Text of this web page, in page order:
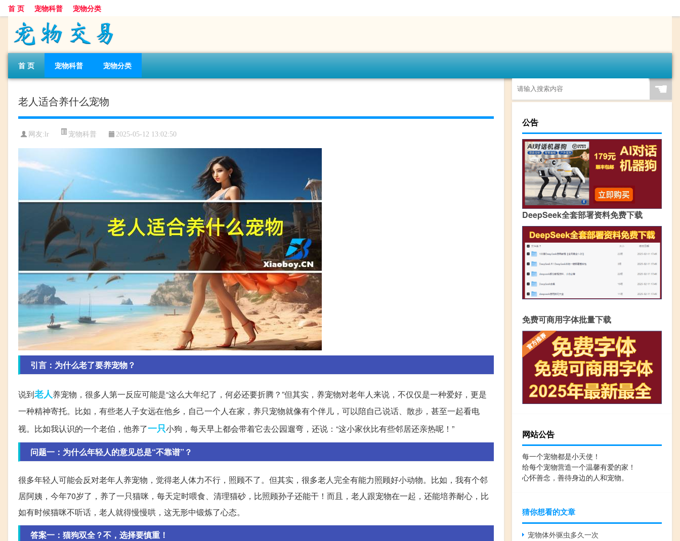
首 页 宠物科普 宠物分类
首 页 宠物科普 宠物分类
老人适合养什么宠物
网友:lr 宠物科普 2025-05-12 13:02:50
引言：为什么老了要养宠物？
说到老人养宠物，很多人第一反应可能是“这么大年纪了，何必还要折腾？”但其实，养宠物对老年人来说，不仅仅是一种爱好，更是
一种精神寄托。比如，有些老人子女远在他乡，自己一个人在家，养只宠物就像有个伴儿，可以陪自己说话、散步，甚至一起看电
视。比如我认识的一个老伯，他养了一只小狗，每天早上都会带着它去公园遛弯，还说：“这小家伙比有些邻居还亲热呢！”
问题一：为什么年轻人的意见总是“不靠谱”？
很多年轻人可能会反对老年人养宠物，觉得老人体力不行，照顾不了。但其实，很多老人完全有能力照顾好小动物。比如，我有个邻
居阿姨，今年70岁了，养了一只猫咪，每天定时喂食、清理猫砂，比照顾孙子还能干！而且，老人跟宠物在一起，还能培养耐心，比
如有时候猫咪不听话，老人就得慢慢哄，这无形中锻炼了心态。
答案一：猫狗双全？不，选择要慎重！
☚
公告
DeepSeek全套部署资料免费下载
免费可商用字体批量下载
网站公告
每一个宠物都是小天使！
给每个宠物营造一个温馨有爱的家！
心怀善念，善待身边的人和宠物。
猜你想看的文章
宠物体外驱虫多久一次